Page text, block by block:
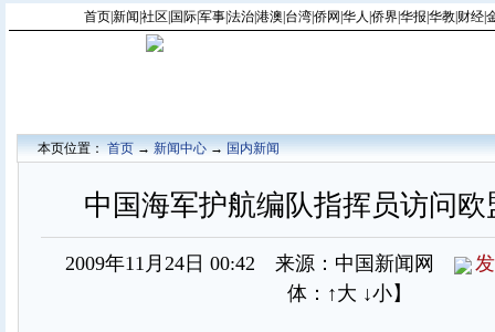
首页|新闻 社区 国际|军事|法治|港澳 台湾|侨网 华人 侨界|华报 华教| 财经|
本页位置：首页→新闻中心→国内新闻
中国海军护航编队指挥员访问欧
2009年11月24日 00:42 来源：中国新闻网
体： ↑大 ↓小】